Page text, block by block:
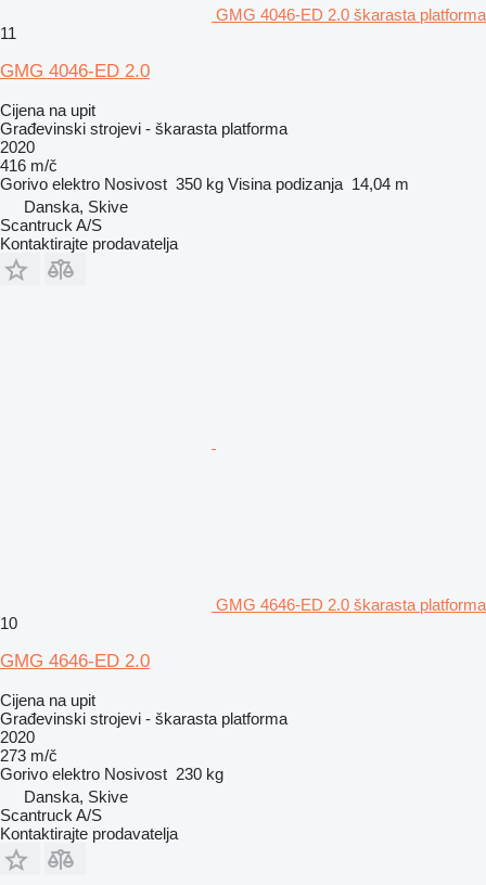
GMG 4046-ED 2.0 škarasta platforma
11
GMG 4046-ED 2.0
Cijena na upit
Građevinski strojevi - škarasta platforma
2020
416 m/č
Gorivo elektro Nosivost 350 kg Visina podizanja 14,04 m
Danska, Skive
Scantruck A/S
Kontaktirajte prodavatelja
GMG 4646-ED 2.0 škarasta platforma
10
GMG 4646-ED 2.0
Cijena na upit
Građevinski strojevi - škarasta platforma
2020
273 m/č
Gorivo elektro Nosivost 230 kg
Danska, Skive
Scantruck A/S
Kontaktirajte prodavatelja